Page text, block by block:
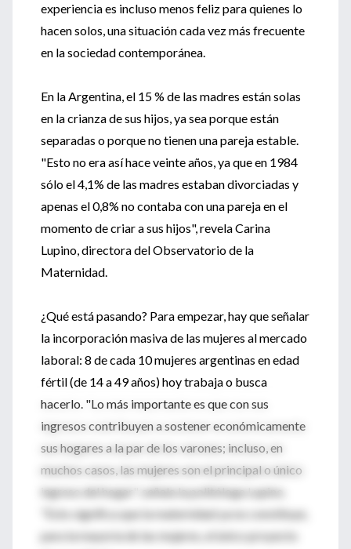
experiencia es incluso menos feliz para quienes lo
hacen solos, una situación cada vez más frecuente
en la sociedad contemporánea.
En la Argentina, el 15 % de las madres están solas
en la crianza de sus hijos, ya sea porque están
separadas o porque no tienen una pareja estable.
"Esto no era así hace veinte años, ya que en 1984
sólo el 4,1% de las madres estaban divorciadas y
apenas el 0,8% no contaba con una pareja en el
momento de criar a sus hijos", revela Carina
Lupino, directora del Observatorio de la
Maternidad.
¿Qué está pasando? Para empezar, hay que señalar
la incorporación masiva de las mujeres al mercado
laboral: 8 de cada 10 mujeres argentinas en edad
fértil (de 14 a 49 años) hoy trabaja o busca
hacerlo. "Lo más importante es que con sus
ingresos contribuyen a sostener económicamente
sus hogares a la par de los varones; incluso, en
muchos casos, las mujeres son el principal o único
ingreso del hogar", señala la politóloga Lupino.
"Esto significa que la maternidad ya no constituye,
para la mayoría de las mujeres, el único proyecto